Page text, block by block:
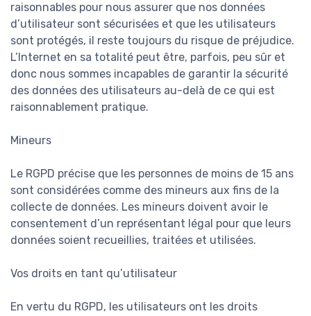
raisonnables pour nous assurer que nos données
d’utilisateur sont sécurisées et que les utilisateurs
sont protégés, il reste toujours du risque de préjudice.
L’Internet en sa totalité peut être, parfois, peu sûr et
donc nous sommes incapables de garantir la sécurité
des données des utilisateurs au-delà de ce qui est
raisonnablement pratique.
Mineurs
Le RGPD précise que les personnes de moins de 15 ans
sont considérées comme des mineurs aux fins de la
collecte de données. Les mineurs doivent avoir le
consentement d’un représentant légal pour que leurs
données soient recueillies, traitées et utilisées.
Vos droits en tant qu’utilisateur
En vertu du RGPD, les utilisateurs ont les droits